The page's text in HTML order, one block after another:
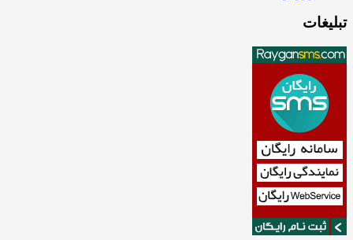
تبلیغات